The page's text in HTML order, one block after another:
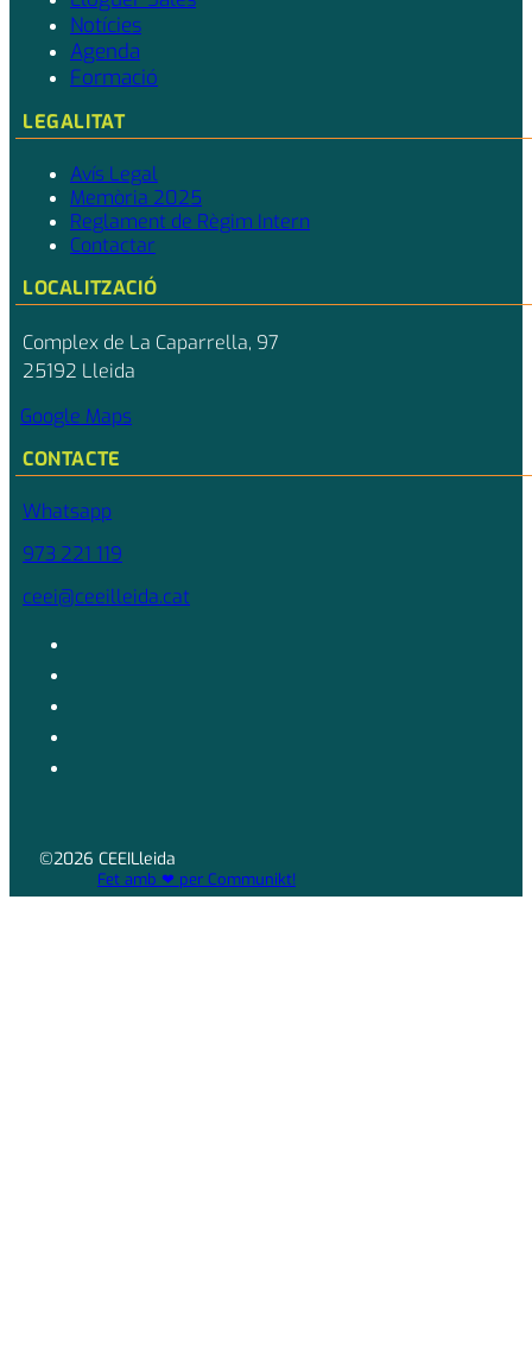
Notícies
Agenda
Formació
LEGALITAT
Avís Legal
Memòria 2025
Reglament de Règim Intern
Contactar
LOCALITZACIÓ
Complex de La Caparrella, 97
25192 Lleida
Google Maps
CONTACTE
Whatsapp
973 221 119
ceei@ceeilleida.cat
©2026 CEEILleida
Fet amb ❤ per Communikt!